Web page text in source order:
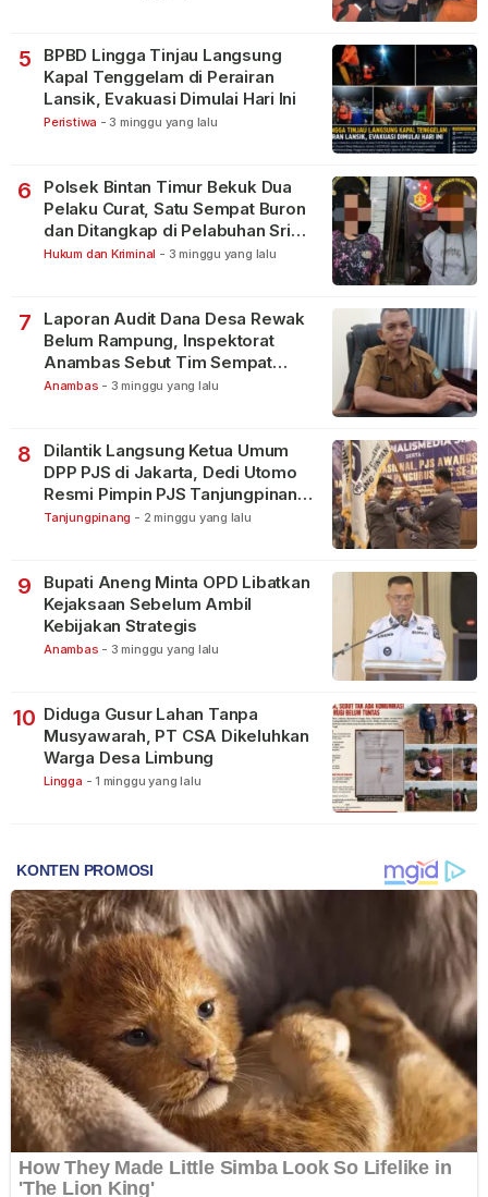
5
BPBD Lingga Tinjau Langsung
Kapal Tenggelam di Perairan
Lansik, Evakuasi Dimulai Hari Ini
Peristiwa - 3 minggu yang lalu
6
Polsek Bintan Timur Bekuk Dua
Pelaku Curat, Satu Sempat Buron
dan Ditangkap di Pelabuhan Sri
Bintan Pura
Hukum dan Kriminal - 3 minggu yang lalu
7
Laporan Audit Dana Desa Rewak
Belum Rampung, Inspektorat
Anambas Sebut Tim Sempat
Terbagi Tangani Kasus Lain
Anambas - 3 minggu yang lalu
8
Dilantik Langsung Ketua Umum
DPP PJS di Jakarta, Dedi Utomo
Resmi Pimpin PJS Tanjungpinang-
Bintan
Tanjungpinang - 2 minggu yang lalu
9
Bupati Aneng Minta OPD Libatkan
Kejaksaan Sebelum Ambil
Kebijakan Strategis
Anambas - 3 minggu yang lalu
10 Diduga Gusur Lahan Tanpa
Musyawarah, PT CSA Dikeluhkan
Warga Desa Limbung
Lingga - 1 minggu yang lalu